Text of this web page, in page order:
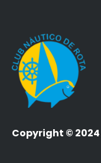
Copyright © 2024